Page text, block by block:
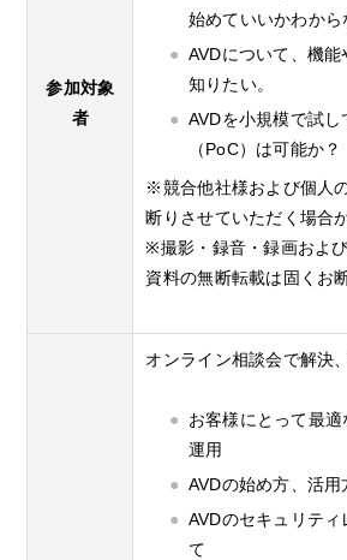
参加対象
者
始めていいかわから
AVDについて、機能
知りたい。
AVDを小規模で試
（PoC）は可能か？
※競合他社様および個人
断りさせていただく場合
※撮影・録音・録画およ
資料の無断転載は固くお
オンライン相談会で解決
お客様にとって最適
運用
AVDの始め方、活用
AVDのセキュリテ
て